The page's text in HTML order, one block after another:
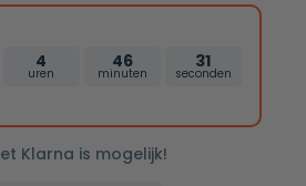
4
uren
46
minuten
30
seconden
Klarna is mogelijk!